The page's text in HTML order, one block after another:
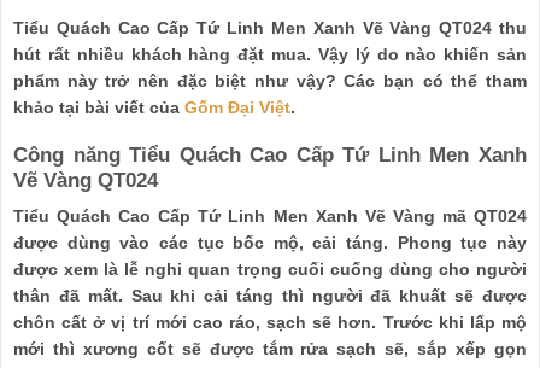
Tiểu Quách Cao Cấp Tứ Linh Men Xanh Vẽ Vàng QT024 thu
hút rất nhiều khách hàng đặt mua. Vậy lý do nào khiến sản
phẩm này trở nên đặc biệt như vậy? Các bạn có thể tham
khảo tại bài viết của Gốm Đại Việt.
Công năng Tiểu Quách Cao Cấp Tứ Linh Men Xanh
Vẽ Vàng QT024
Tiểu Quách Cao Cấp Tứ Linh Men Xanh Vẽ Vàng mã QT024
được dùng vào các tục bốc mộ, cải táng. Phong tục này
được xem là lễ nghi quan trọng cuối cuống dùng cho người
thân đã mất. Sau khi cải táng thì người đã khuất sẽ được
chôn cất ở vị trí mới cao ráo, sạch sẽ hơn. Trước khi lấp mộ
mới thì xương cốt sẽ được tắm rửa sạch sẽ, sắp xếp gọn